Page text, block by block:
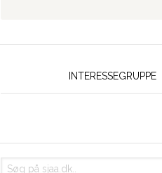
INTERESSEGRUPPE
Søg